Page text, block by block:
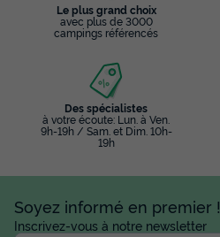
Le plus grand choix
avec plus de 3000
campings référencés
Des spécialistes
à votre écoute: Lun. à Ven.
9h-19h / Sam. et Dim. 10h-
19h
Soyez informé en premier !
Inscrivez-vous à notre newsletter